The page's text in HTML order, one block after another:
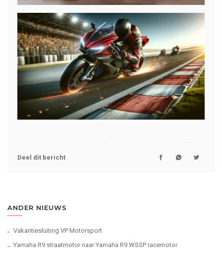
Deel dit bericht
ANDER NIEUWS
Vakantiesluiting VP Motorsport
Yamaha R9 straatmotor naar Yamaha R9 WSSP racemotor